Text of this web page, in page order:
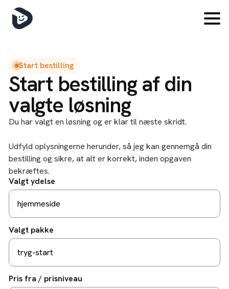
Skip
to
Start bestilling
Start bestilling af din
valgte løsning
Du har valgt en løsning og er klar til næste skridt.
Udfyld oplysningerne herunder, så jeg kan gennemgå din
bestilling og sikre, at alt er korrekt, inden opgaven
bekræftes.
Valgt ydelse
Valgt pakke
Pris fra / prisniveau